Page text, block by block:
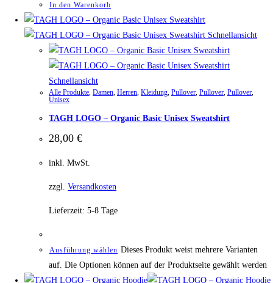
In den Warenkorb
Schnellansicht
Schnellansicht
Alle Produkte, Damen, Herren, Kleidung, Pullover, Pullover, Pullover,
Unisex
TAGH LOGO – Organic Basic Unisex Sweatshirt
28,00 €
inkl. MwSt.
zzgl. Versandkosten
Lieferzeit: 5-8 Tage
Ausführung wählen Dieses Produkt weist mehrere Varianten
auf. Die Optionen können auf der Produktseite gewählt werden